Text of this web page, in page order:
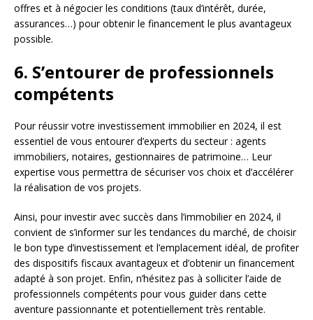
offres et à négocier les conditions (taux d’intérêt, durée,
assurances…) pour obtenir le financement le plus avantageux
possible.
6. S’entourer de professionnels
compétents
Pour réussir votre investissement immobilier en 2024, il est
essentiel de vous entourer d’experts du secteur : agents
immobiliers, notaires, gestionnaires de patrimoine… Leur
expertise vous permettra de sécuriser vos choix et d’accélérer
la réalisation de vos projets.
Ainsi, pour investir avec succès dans l’immobilier en 2024, il
convient de s’informer sur les tendances du marché, de choisir
le bon type d’investissement et l’emplacement idéal, de profiter
des dispositifs fiscaux avantageux et d’obtenir un financement
adapté à son projet. Enfin, n’hésitez pas à solliciter l’aide de
professionnels compétents pour vous guider dans cette
aventure passionnante et potentiellement très rentable.